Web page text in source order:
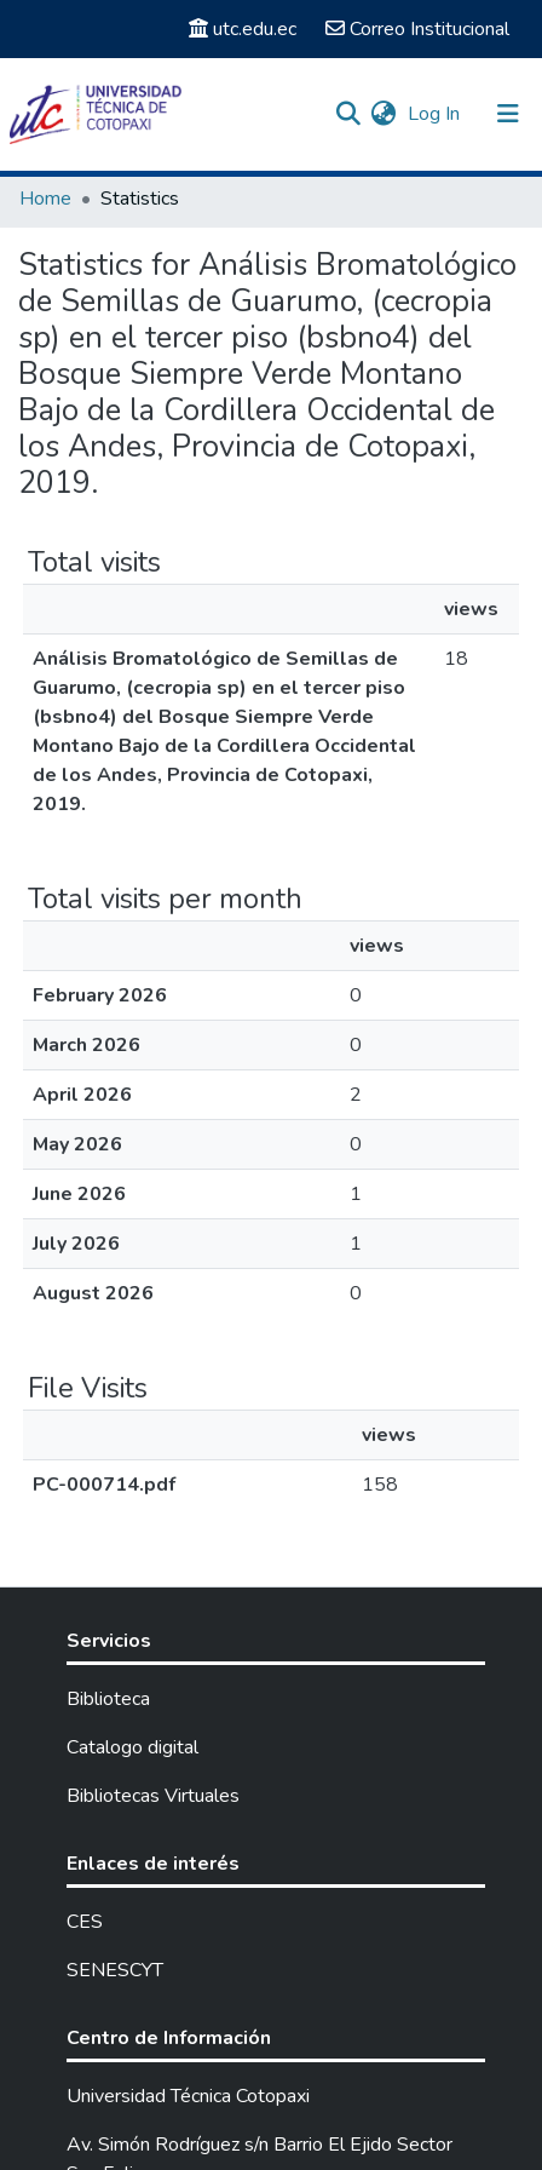
utc.edu.ec Correo Institucional
Log In (current)
Communities & Collections
Home Statistics
Statistics for Análisis Bromatológico
de Semillas de Guarumo, (cecropia
sp) en el tercer piso (bsbno4) del
Bosque Siempre Verde Montano
Bajo de la Cordillera Occidental de
los Andes, Provincia de Cotopaxi,
2019.
Total visits
views
Análisis Bromatológico de Semillas de
Guarumo, (cecropia sp) en el tercer piso
(bsbno4) del Bosque Siempre Verde
Montano Bajo de la Cordillera Occidental
de los Andes, Provincia de Cotopaxi,
2019.
18
Total visits per month
views
February 2026
0
March 2026
0
April 2026
2
May 2026
0
June 2026
1
July 2026
1
August 2026
0
File Visits
views
PC-000714.pdf
158
Servicios
Biblioteca
Catalogo digital
Bibliotecas Virtuales
Enlaces de interés
CES
SENESCYT
Centro de Información
Universidad Técnica Cotopaxi
Av. Simón Rodríguez s/n Barrio El Ejido Sector